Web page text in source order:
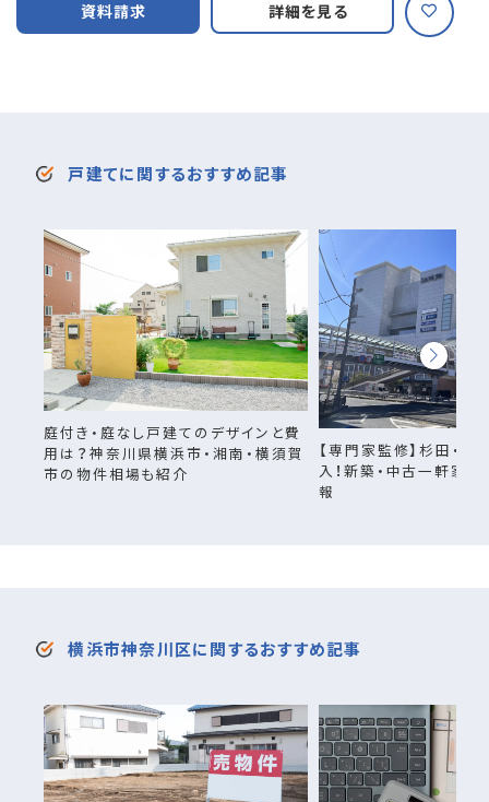
資料請求 詳細を見る
戸建てに関するおすすめ記事
庭付き・庭なし戸建てのデザインと費
用は？神奈川県横浜市・湘南・横須賀
市の物件相場も紹介
【専門家監修】杉田・
入！新築・中古一軒家
報
横浜市神奈川区に関するおすすめ記事